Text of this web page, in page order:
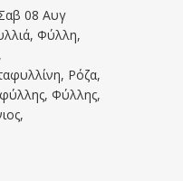
08 Αυγ
Φύλλη,
Ρόζα,
Φύλλης,